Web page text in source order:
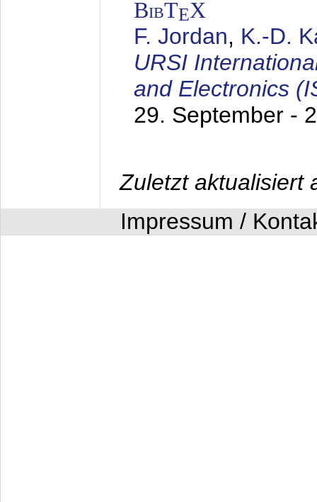
BibTEX
F. Jordan, K.-D.
URSI
and Electronics
29. September -
Zuletzt aktualisiert
Impressum /